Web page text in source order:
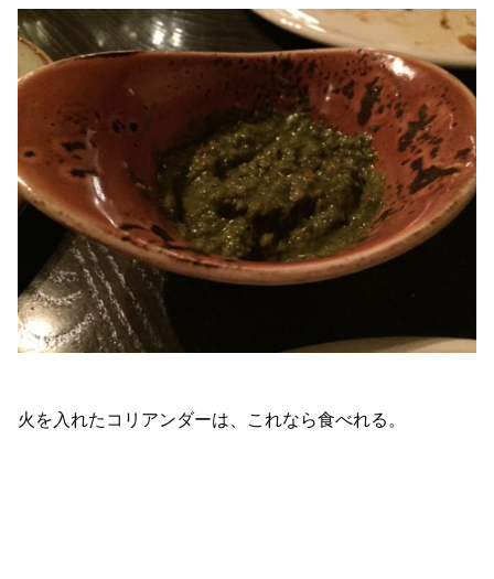
火を入れたコリアンダーは、これなら食べれる。